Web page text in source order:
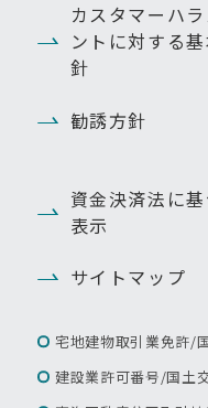
カスタマーハラ
ントに対する
針
勧誘方針
資金決済法に基
表示
サイトマップ
宅地建物取引業免許/
建設業許可番号/国土